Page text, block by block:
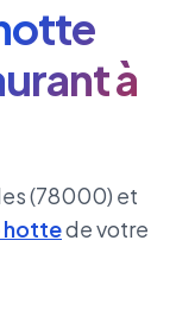
à
(78000) et
hottede votre